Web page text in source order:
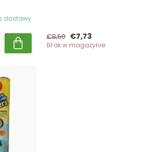
dostawy
€8,50 €7,73
Brak w magazynie